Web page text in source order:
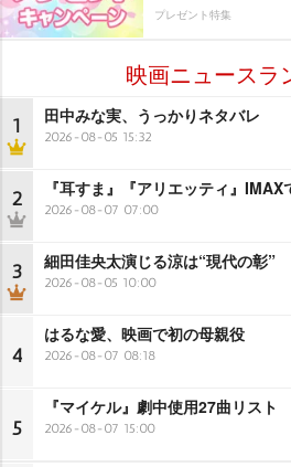
プレゼント特集
映画ニュースラ
1 田中みな実、うっかりネタバレ
2026-08-05 15:32
2 『耳すま』『アリエッティ』IMAX
2026-08-07 07:00
3 細田佳央太演じる涼は“現代の彰”
2026-08-05 10:00
4
はるな愛、映画で初の母親役
2026-08-07 08:18
5
『マイケル』劇中使用27曲リスト
2026-08-07 15:00